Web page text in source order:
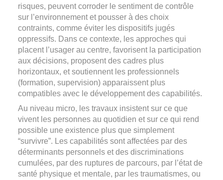
risques, peuvent corroder le sentiment de contrôle
sur l’environnement et pousser à des choix
contraints, comme éviter les dispositifs jugés
oppressifs. Dans ce contexte, les approches qui
placent l’usager au centre, favorisent la participation
aux décisions, proposent des cadres plus
horizontaux, et soutiennent les professionnels
(formation, supervision) apparaissent plus
compatibles avec le développement des capabilités.
Au niveau micro, les travaux insistent sur ce que
vivent les personnes au quotidien et sur ce qui rend
possible une existence plus que simplement
“survivre”. Les capabilités sont affectées par des
déterminants personnels et des discriminations
cumulées, par des ruptures de parcours, par l’état de
santé physique et mentale, par les traumatismes, ou